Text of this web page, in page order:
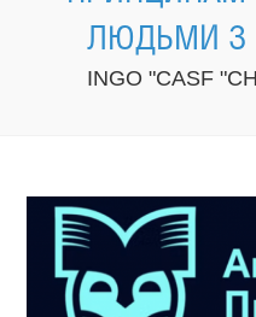
ЛЮДЬМИ З
INGO "CASF